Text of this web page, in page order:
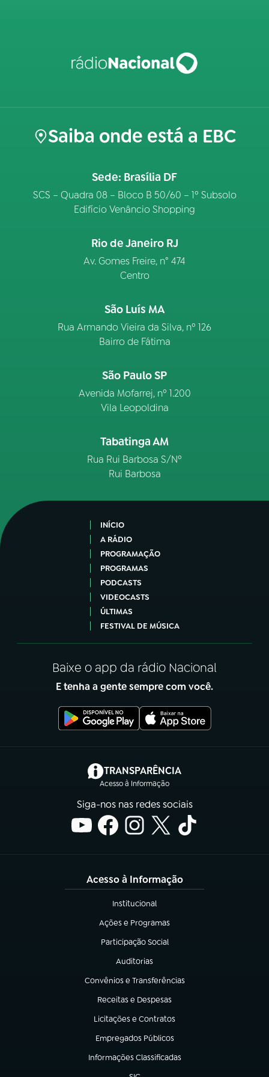
Saiba onde está a EBC
Sede: Brasília DF
SCS – Quadra 08 – Bloco B 50/60 – 1º Subsolo
Edifício Venâncio Shopping
Rio de Janeiro RJ
Av. Gomes Freire, n° 474
Centro
São Luís MA
Rua Armando Vieira da Silva, nº 126
Bairro de Fátima
São Paulo SP
Avenida Mofarrej, nº 1.200
Vila Leopoldina
Tabatinga AM
Rua Rui Barbosa S/Nº
Rui Barbosa
INÍCIO
A RÁDIO
PROGRAMAÇÃO
PROGRAMAS
PODCASTS
VIDEOCASTS
ÚLTIMAS
FESTIVAL DE MÚSICA
Baixe o app da rádio Nacional
E tenha a gente sempre com você.
TRANSPARÊNCIA
Acesso à Informação
(abre em nova aba)
Siga-nos nas redes sociais
Acesso à Informação
Institucional
(abre em nova aba)
Ações e Programas
(abre em nova aba)
Participação Social
(abre em nova aba)
Auditorias
(abre em nova aba)
Convênios e Transferências
(abre em nova aba)
Receitas e Despesas
(abre em nova aba)
Licitações e Contratos
(abre em nova aba)
Empregados Públicos
(abre em nova aba)
Informações Classificadas
(abre em nova aba)